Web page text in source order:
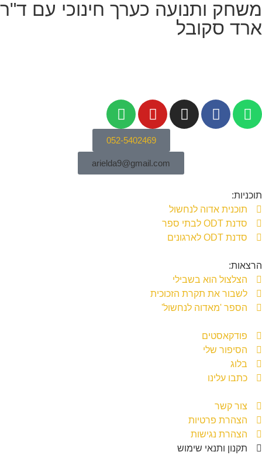
משחק ותנועה כערך חינוכי עם ד"ר
ארד סקובל
052-5402469
arielda9@gmail.com
תוכניות:
תוכנית אדוה לנחשול
סדנת ODT לבתי ספר
סדנת ODT לארגונים
הרצאות:
הצלצול הוא בשבילי
לשבור את תקרת הזכוכית
הספר 'מאדוה לנחשול'
פודקאסטים
הסיפור שלי
בלוג
כתבו עלינו
צור קשר
הצהרת פרטיות
הצהרת נגישות
תקנון ותנאי שימוש